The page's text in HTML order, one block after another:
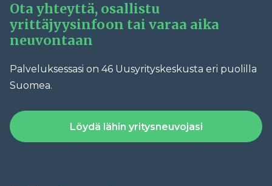
Ota yhteyttä, osallistu
yrittäjyysinfoon tai varaa aika
neuvontaan
Palveluksessasi on 46 Uusyrityskeskusta eri puolilla
Suomea.
Löydä lähin yritysneuvojasi